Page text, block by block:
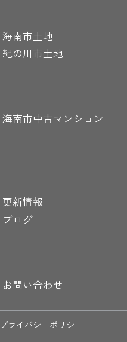
海南市土地
紀の川市土地
海南市中古マンション
更新情報
ブログ
お問い合わせ
プライバシーポリシー